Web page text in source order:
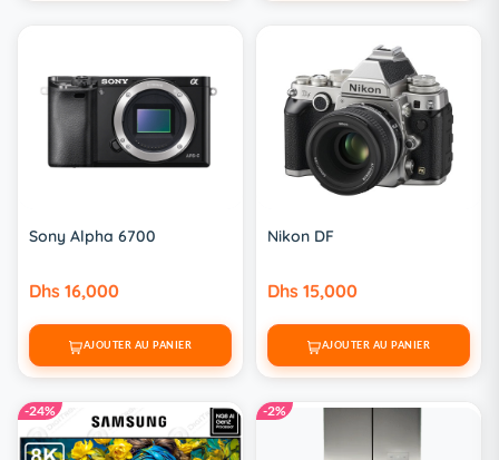
Sony Alpha 6700
Dhs 16,000
AJOUTER AU PANIER
Nikon DF
Dhs 15,000
AJOUTER AU PANIER
-24% -2%